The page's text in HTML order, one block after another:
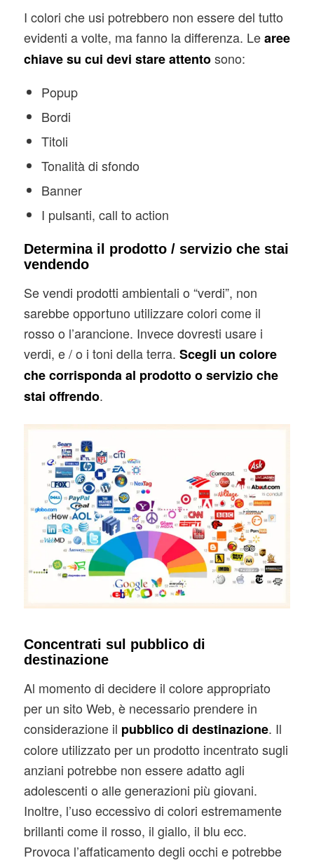
I colori che usi potrebbero non essere del tutto
evidenti a volte, ma fanno la differenza. Learee
chiave su cui devi stare attentosono:
Popup
Bordi
Titoli
Tonalità di sfondo
Banner
I pulsanti, call to action
Determina il prodotto / servizio che stai
vendendo
Se vendi prodotti ambientali o “verdi”, non
sarebbe opportuno utilizzare colori come il
rosso o l’arancione. Invece dovresti usare i
verdi, e / o i toni della terra. Scegli un colore
che corrisponda al prodotto o servizio che
stai offrendo.
Concentrati sul pubblico di
destinazione
Al momento di decidere il colore appropriato
per un sito Web, è necessario prendere in
considerazione il pubblico di destinazione. Il
colore utilizzato per un prodotto incentrato sugli
anziani potrebbe non essere adatto agli
adolescenti o alle generazioni più giovani.
Inoltre, l’uso eccessivo di colori estremamente
brillanti come il rosso, il giallo, il blu ecc.
Provoca l’affaticamento degli occhi e potrebbe